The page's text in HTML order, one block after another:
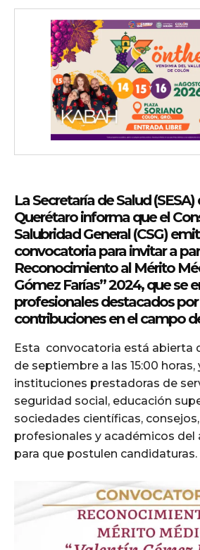
La Secretaría de Salud
Querétaro informa que el
Salubridad General (CSG)
convocatoria para invitar a
Reconocimiento al Mérito
Gómez Farías” 2024, que se
profesionales destacados por
contribuciones en el campo
Esta convocatoria está abierta
de septiembre a las 15:00
instituciones prestadoras de
seguridad social, educación
sociedades científicas,
profesionales y académicos del
para que postulen candidaturas.